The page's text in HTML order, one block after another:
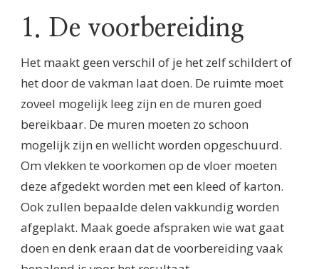
1. De voorbereiding
Het maakt geen verschil of je het zelf schildert of
het door de vakman laat doen. De ruimte moet
zoveel mogelijk leeg zijn en de muren goed
bereikbaar. De muren moeten zo schoon
mogelijk zijn en wellicht worden opgeschuurd.
Om vlekken te voorkomen op de vloer moeten
deze afgedekt worden met een kleed of karton.
Ook zullen bepaalde delen vakkundig worden
afgeplakt. Maak goede afspraken wie wat gaat
doen en denk eraan dat de voorbereiding vaak